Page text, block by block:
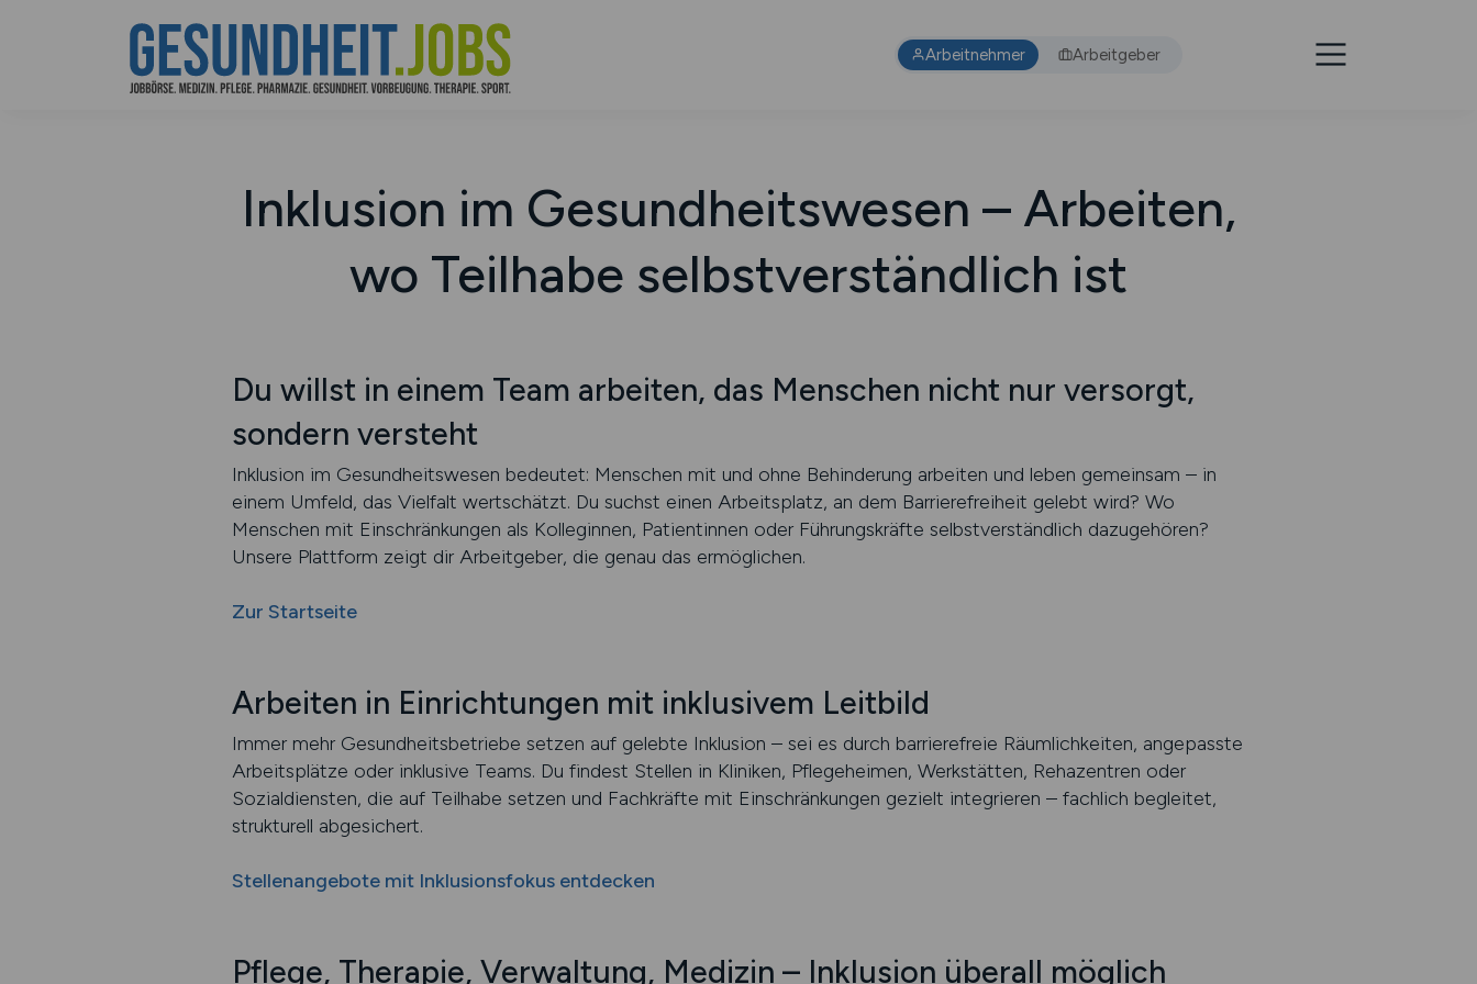
Arbeitnehmer Arbeitgeber
Inklusion im Gesundheitswesen – Arbeiten,
wo Teilhabe selbstverständlich ist
Du willst in einem Team arbeiten, das Menschen nicht nur versorgt,
sondern versteht
Inklusion im Gesundheitswesen bedeutet: Menschen mit und ohne Behinderung arbeiten und leben gemeinsam – in
einem Umfeld, das Vielfalt wertschätzt. Du suchst einen Arbeitsplatz, an dem Barrierefreiheit gelebt wird? Wo
Menschen mit Einschränkungen als Kolleginnen, Patientinnen oder Führungskräfte selbstverständlich dazugehören?
Unsere Plattform zeigt dir Arbeitgeber, die genau das ermöglichen.
Zur Startseite
Arbeiten in Einrichtungen mit inklusivem Leitbild
Immer mehr Gesundheitsbetriebe setzen auf gelebte Inklusion – sei es durch barrierefreie Räumlichkeiten, angepasste
Arbeitsplätze oder inklusive Teams. Du findest Stellen in Kliniken, Pflegeheimen, Werkstätten, Rehazentren oder
Sozialdiensten, die auf Teilhabe setzen und Fachkräfte mit Einschränkungen gezielt integrieren – fachlich begleitet,
strukturell abgesichert.
Stellenangebote mit Inklusionsfokus entdecken
Pflege, Therapie, Verwaltung, Medizin – Inklusion überall möglich